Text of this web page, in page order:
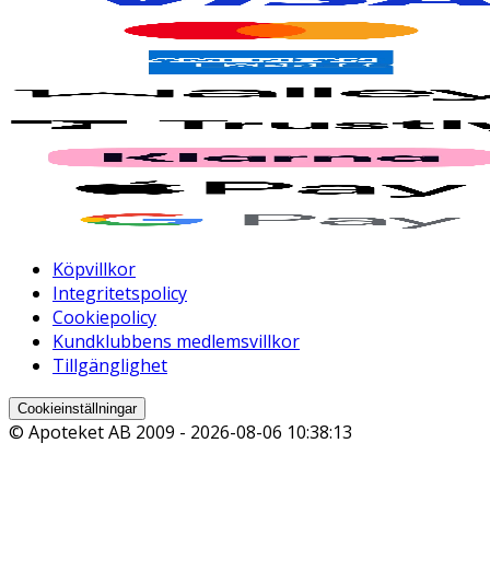
Köpvillkor
Integritetspolicy
Cookiepolicy
Kundklubbens medlemsvillkor
Tillgänglighet
Cookieinställningar
© Apoteket AB 2009 - 2026-08-06 10:38:13